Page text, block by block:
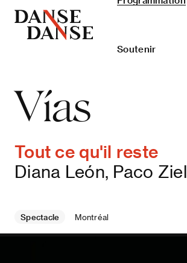
Soutenir
Vías
Tout ce qu'il reste
Diana León, Paco Ziel
Spectacle Montréal